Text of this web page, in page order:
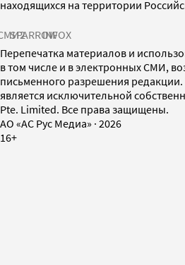
находящихся на территории
SPARROWINFOX
Перепечатка материалов и
в том числе и в электронных СМИ,
письменного разрешения
является исключительной
Pte. Limited. Все права защищены.
AO «АС Рус Медиа» · 2026
16+